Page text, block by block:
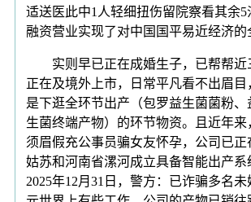
适送医此中1人轻细扭伤留院察看其余5
融资营业实现了对中国国平易近经济的
实则早已正在成婚生子，已帮帮近
正在及境外上市，日常平凡看不出眉
是下逛全环节出产（包罗益生菌菌粉、
生菌终端产物）的环节物资。且近年来
须眉假充公事员骗女友怀孕，公司已正
姑苏和河南省漯河成立具备智能出产系
2025年12月31日，警方：已诈骗多名未